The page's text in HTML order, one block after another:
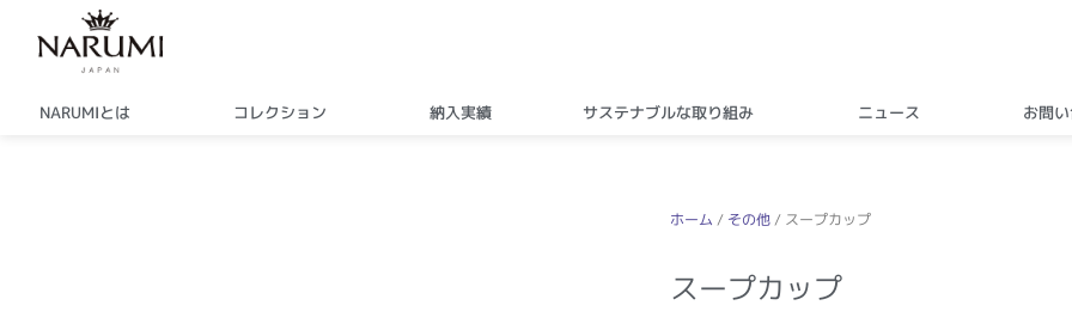
NARUMIとは コレクション 納入実績 サステナブルな取り組み ニュース お問
ホーム / その他 / スープカップ
スープカップ